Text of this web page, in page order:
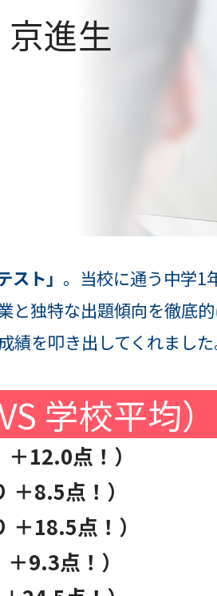
京進生
スト」 。当校に通う中学1
独特な出題傾向を徹底
を叩き出してくれまし
学校平
12.0点！）
8.5点！）
18.5点！）
9.3点！）